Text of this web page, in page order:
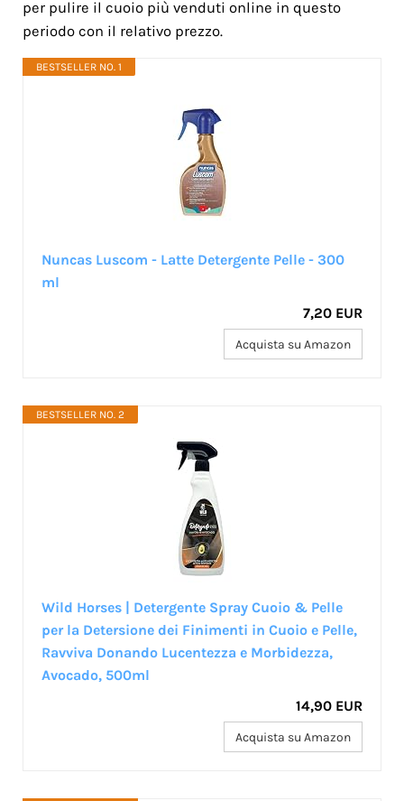
per pulire il cuoio più venduti online in questo
periodo con il relativo prezzo.
BESTSELLER NO. 1
Nuncas Luscom - Latte Detergente Pelle - 300
ml
7,20 EUR
Acquista su Amazon
BESTSELLER NO. 2
Wild Horses | Detergente Spray Cuoio & Pelle
per la Detersione dei Finimenti in Cuoio e Pelle,
Ravviva Donando Lucentezza e Morbidezza,
Avocado, 500ml
14,90 EUR
Acquista su Amazon